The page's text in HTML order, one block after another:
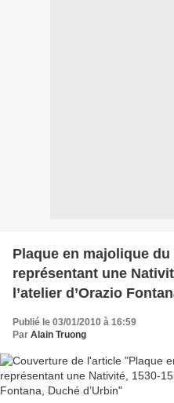
Plaque en majolique du
représentant une
l’atelier d’Orazio
Publié le 03/01/2010 à 16:59
Par Alain Truong